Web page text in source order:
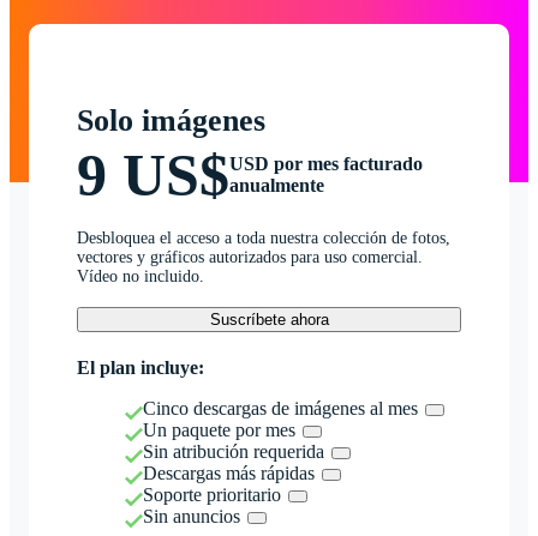
Solo imágenes
9 US$USD por mes facturado
anualmente
Desbloquea el acceso a toda nuestra colección de fotos,
vectores y gráficos autorizados para uso comercial.
Vídeo no incluido.
Suscríbete ahora
El plan incluye:
Cinco descargas de imágenes al mes
Un paquete por mes
Sin atribución requerida
Descargas más rápidas
Soporte prioritario
Sin anuncios